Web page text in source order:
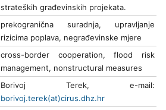
strateških građevinskih projekata.
prekogranična suradnja, upravljanje
rizicima poplava, negrađevinske mjere
cross-border cooperation, flood risk
management, nonstructural measures
Borivoj Terek, e-mail:
borivoj.terek(at)cirus.dhz.hr